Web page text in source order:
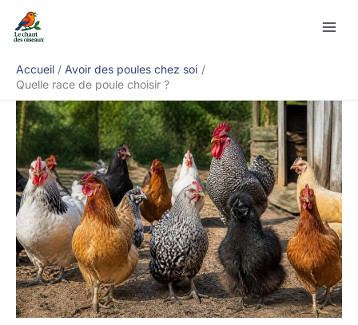
Accueil
Avoir des poules chez soi
Quelle race de poule choisir ?
Rechercher